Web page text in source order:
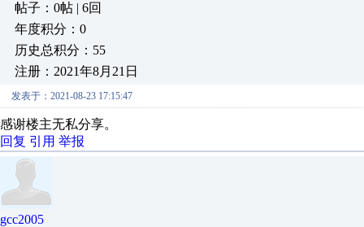
帖子：0帖 | 6回
年度积分：0
历史总积分：55
注册：2021年8月21日
发表于：2021-08-23 17:15:47
感谢楼主无私分享。
回复 引用 举报
gcc2005